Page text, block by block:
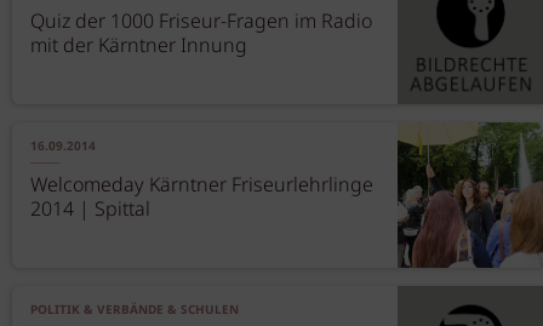
Quiz der 1000 Friseur-Fragen im Radio
mit der Kärntner Innung
16.09.2014
Welcomeday Kärntner Friseurlehrlinge
2014 | Spittal
POLITIK & VERBÄNDE & SCHULEN